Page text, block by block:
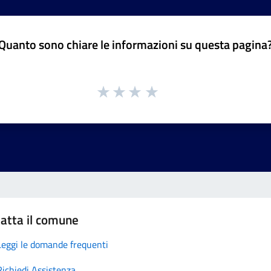
sono chiare le informazioni su questa
il comune
le domande frequenti